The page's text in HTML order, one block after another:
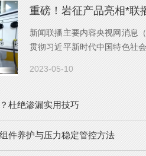
重磅！岩征产品亮相*联
新闻联播主要内容央视网消息
贯彻习近平新时代中国特色社
2023-05-10
杜绝渗漏实用技巧
件养护与压力稳定管控方法